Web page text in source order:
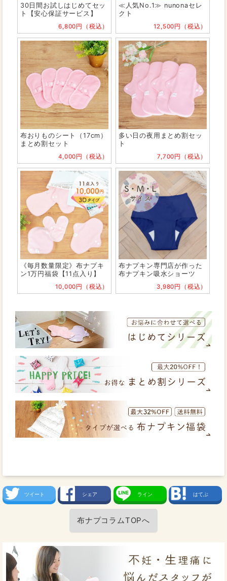
30日間お試しはじめてセッ
ト【安心保証サービス】
6,800円（税込）
≪人気No.1≫ nunonaセレ
クト
12,500円（税込）
布おりものシート（17cm）
まとめ割セット
4,000円（税込）
多い日の夜用まとめ割セッ
ト
7,700円（税込）
《毎月数量限定》布ナプキ
ン1万円福袋【11点入り】
10,000円（税込）
布ナプキン専門店が作った
布ナプキン吸水ショーツ
3,980円（税込）
ツイート シェア ライン はてぶ
布ナプコラムTOPへ